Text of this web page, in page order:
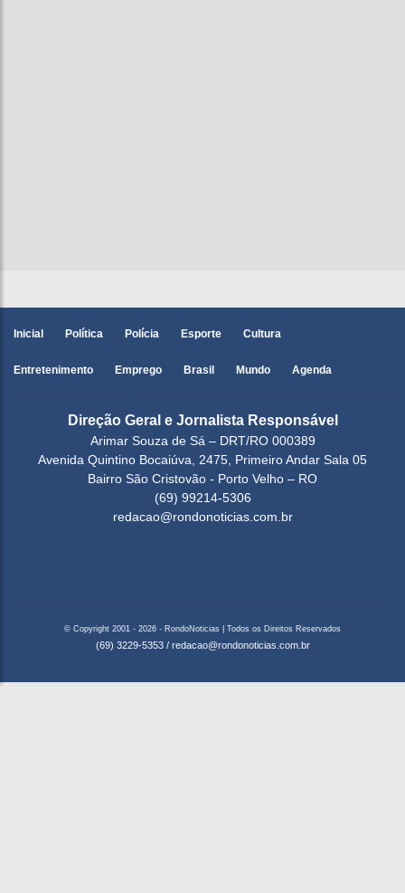
Inicial Política Polícia Esporte Cultura
Entretenimento Emprego Brasil Mundo Agenda
Direção Geral e Jornalista Responsável
Arimar Souza de Sá – DRT/RO 000389
Avenida Quintino Bocaiúva, 2475, Primeiro Andar Sala 05
Bairro São Cristovão - Porto Velho – RO
(69) 99214-5306
redacao@rondonoticias.com.br
© Copyright 2001 - 2026 - RondoNoticias | Todos os Direitos Reservados
(69) 3229-5353 / redacao@rondonoticias.com.br